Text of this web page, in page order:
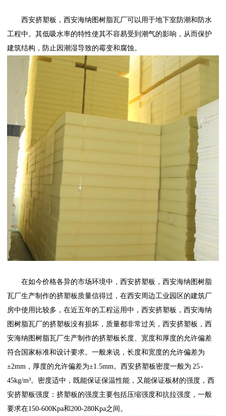
西安挤塑板 ，西安海纳图树脂瓦厂可以用于地下室防潮和防水
工程中。其低吸水率的特性使其不容易受到潮气的影响，从而保护
建筑结构，防止因潮湿导致的霉变和腐蚀。
在如今价格各异的市场环境中，西安挤塑板 ，西安海纳图树脂
瓦厂生产制作的挤塑板质量信得过，在西安周边工业园区的建筑厂
房中使用比较多，在近五年的工程运用中，西安挤塑板 ，西安海纳
图树脂瓦厂的挤塑板没有损坏，质量都非常过关，西安挤塑板 ，西
安海纳图树脂瓦厂生产制作的挤塑板长度、宽度和厚度的允许偏差
符合国家标准和设计要求。一般来说，长度和宽度的允许偏差为
±2mm，厚度的允许偏差为±1.5mm。西安挤塑板 密度一般为 25 -
45kg/m³。密度适中，既能保证保温性能，又能保证板材的强度，西
安挤塑板强度：挤塑板的强度主要包括压缩强度和抗拉强度，一般
要求在150-600Kpa和200-280Kpa之间。